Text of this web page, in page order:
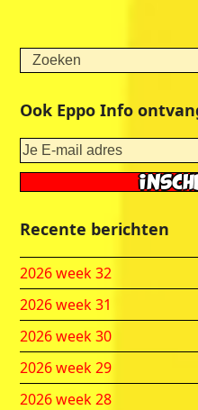
Search
Ook Eppo Info
Recente berichten
2026 week 32
2026 week 31
2026 week 30
2026 week 29
2026 week 28